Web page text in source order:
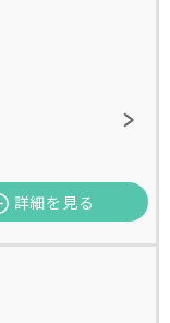
詳細を見る